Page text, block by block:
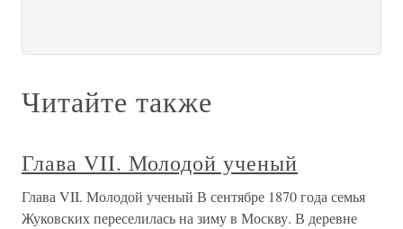
Читайте также
Глава VII. Молодой ученый
Глава VII. Молодой ученый В сентябре 1870 года семья
Жуковских переселилась на зиму в Москву. В деревне